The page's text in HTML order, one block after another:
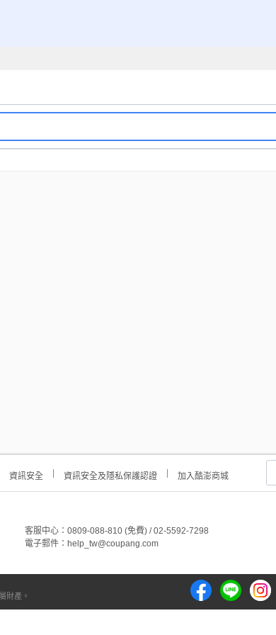
資訊安全 資訊安全及隱私保護認證 加入酷澎商城
客服中心：0809-088-810 (免費) / 02-5592-7298
電子郵件：help_tw@coupang.com
財產。